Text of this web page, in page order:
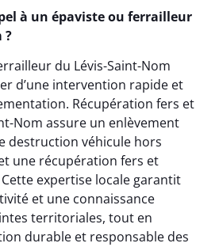
à un épaviste ou ferrailleur
?
du Lévis-Saint-Nom
d’une intervention rapide et
Récupération fers et
Nom assure un enlèvement
destruction véhicule hors
une récupération fers et
expertise locale garantit
et une connaissance
territoriales, tout en
durable et responsable des